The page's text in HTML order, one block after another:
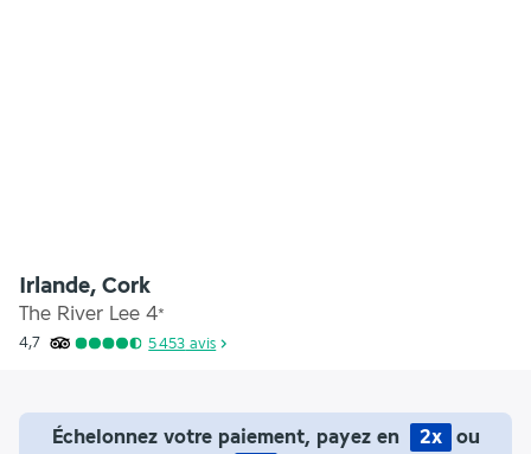
Irlande, Cork
The River Lee 4*
4,7 5 453 avis
Échelonnez votre paiement, payez en 2x
ou